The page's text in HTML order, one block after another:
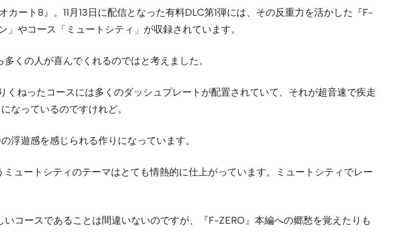
ート8』。11月13日に配信となった有料DLC第1弾には、その反重力を活かした『F-
やコース「ミュートシティ」が収録されています。
くの人が喜んでくれるのではと考えました。
ねったコースには多くのダッシュプレートが配置されていて、それが超音速で疾走
なっているのですけれど。
浮遊感を感じられる作りになっています。
ュートシティのテーマはとても情熱的に仕上がっています。ミュートシティでレー
コースであることは間違いないのですが、『F-ZERO』本編への郷愁を覚えたりも